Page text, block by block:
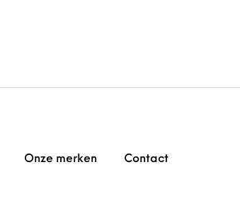
Onze merken Contact